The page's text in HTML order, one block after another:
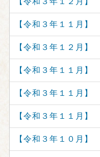
【令和３年１１月
【令和３年１２月
【令和３年１１月
【令和３年１１月】
【令和３年１１月
【令和３年１０月